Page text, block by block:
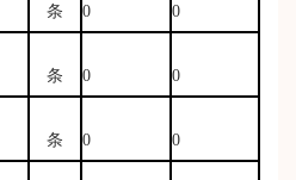
条 0 0
条 0 0
条 0 0